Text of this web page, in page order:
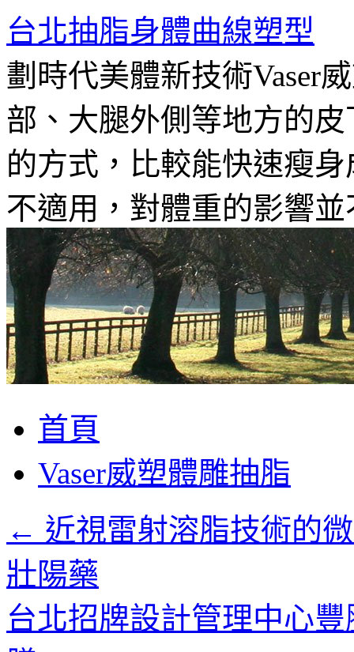
台北抽脂身體曲線塑型
劃時代美體新技術Vaser
部、大腿外側等地方的
的方式，比較能快速瘦
不適用，對體重的影響
至
要
首頁
Vaser威塑體雕抽脂
← 近視雷射溶脂技術的
壯陽藥
台北招牌設計管理中心